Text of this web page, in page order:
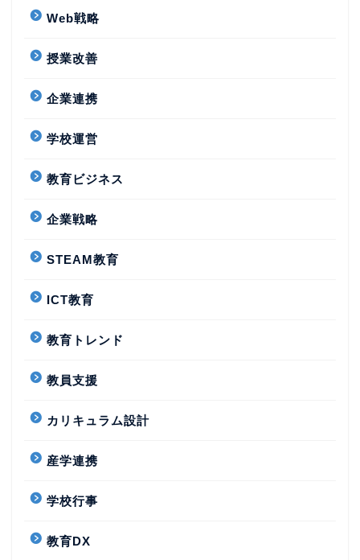
Web戦略
授業改善
企業連携
学校運営
教育ビジネス
企業戦略
STEAM教育
ICT教育
教育トレンド
教員支援
カリキュラム設計
産学連携
学校行事
教育DX